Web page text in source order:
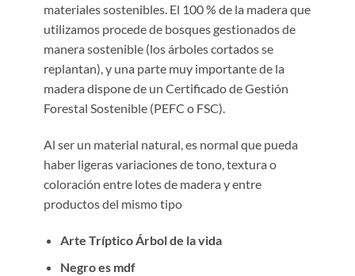
materiales sostenibles. El 100 % de la madera que
utilizamos procede de bosques gestionados de
manera sostenible (los árboles cortados se
replantan), y una parte muy importante de la
madera dispone de un Certificado de Gestión
Forestal Sostenible (PEFC o FSC).
Al ser un material natural, es normal que pueda
haber ligeras variaciones de tono, textura o
coloración entre lotes de madera y entre
productos del mismo tipo
Arte Tríptico Árbol de la vida
Negro es mdf